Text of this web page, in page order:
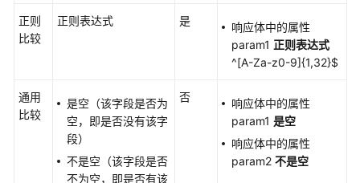
的
取
置
接
正则
比较
正则表达式 是
响应体中的属性
param1 正则表达式
^[A-Za-z0-9]{1,32}$
通用
比较
是空（该字段是否为
空，即是否没有该字
段）
不是空（该字段是否
不为空，即是否有该
否
响应体中的属性
param1 是空
响应体中的属性
param2 不是空